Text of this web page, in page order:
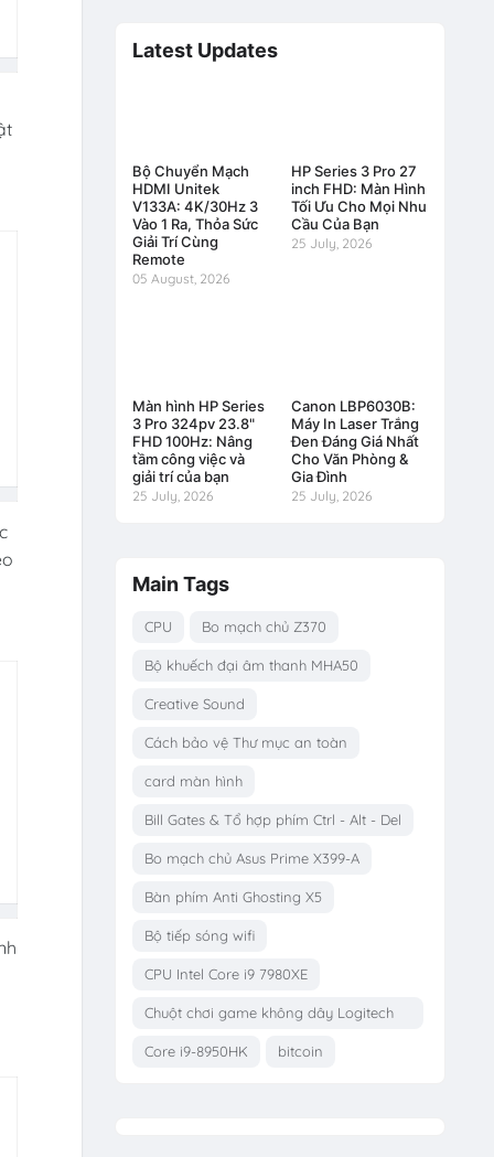
Latest Updates
Bộ Chuyển Mạch
HDMI Unitek
V133A: 4K/30Hz 3
Vào 1 Ra, Thỏa Sức
Giải Trí Cùng
Remote
05 August, 2026
HP Series 3 Pro 27
inch FHD: Màn Hình
Tối Ưu Cho Mọi Nhu
Cầu Của Bạn
25 July, 2026
Màn hình HP Series
3 Pro 324pv 23.8"
FHD 100Hz: Nâng
tầm công việc và
giải trí của bạn
25 July, 2026
Canon LBP6030B:
Máy In Laser Trắng
Đen Đáng Giá Nhất
Cho Văn Phòng &
Gia Đình
25 July, 2026
Main Tags
CPU Bo mạch chủ Z370
Bộ khuếch đại âm thanh MHA50
Creative Sound
Cách bảo vệ Thư mục an toàn
card màn hình
Bill Gates & Tổ hợp phím Ctrl - Alt - Del
Bo mạch chủ Asus Prime X399-A
Bàn phím Anti Ghosting X5
Bộ tiếp sóng wifi
CPU Intel Core i9 7980XE
Chuột chơi game không dây Logitech
G703
Core i9-8950HK bitcoin